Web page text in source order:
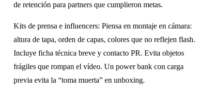
de retención para partners que cumplieron metas.
Kits de prensa e influencers: Piensa en montaje en cámara:
altura de tapa, orden de capas, colores que no reflejen flash.
Incluye ficha técnica breve y contacto PR. Evita objetos
frágiles que rompan el vídeo. Un power bank con carga
previa evita la “toma muerta” en unboxing.